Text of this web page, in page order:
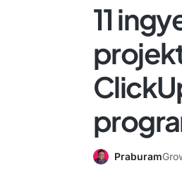
11
Praburam